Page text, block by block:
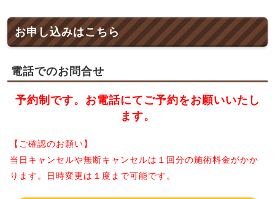
お申し込みはこちら
電話でのお問合せ
予約制です。お電話にてご予約をお願いいたし
ます。
【ご確認のお願い】
当日キャンセルや無断キャンセルは１回分の施術料金がかか
ります。日時変更は１度まで可能です。